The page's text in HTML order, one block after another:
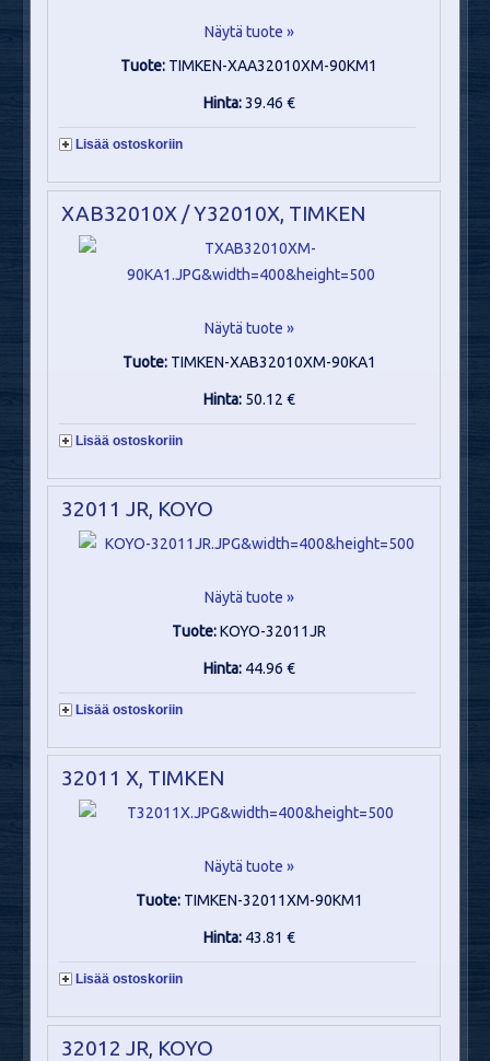
Näytä tuote »
Tuote: TIMKEN-XAA32010XM-90KM1
Hinta:39.46 €
Lisää ostoskoriin
XAB32010X / Y32010X, TIMKEN
Näytä tuote »
Tuote: TIMKEN-XAB32010XM-90KA1
Hinta: 50.12 €
Lisää ostoskoriin
32011 JR, KOYO
Näytä tuote »
Tuote:KOYO-32011JR
Hinta: 44.96 €
Lisää ostoskoriin
32011 X, TIMKEN
Näytä tuote »
Tuote: TIMKEN-32011XM-90KM1
Hinta: 43.81 €
Lisää ostoskoriin
32012 JR, KOYO